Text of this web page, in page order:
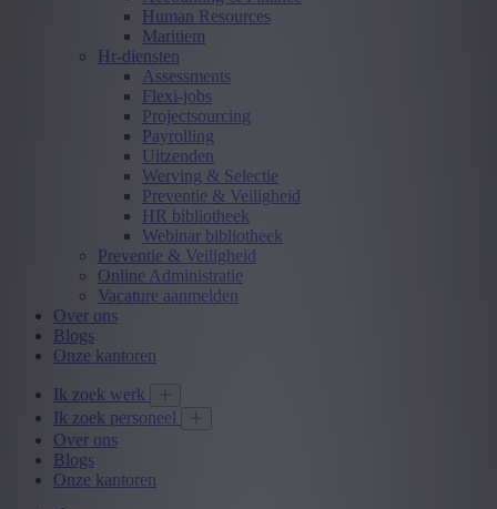
Human Resources
Maritiem
Hr-diensten
Assessments
Flexi-jobs
Projectsourcing
Payrolling
Uitzenden
Werving & Selectie
Preventie & Veiligheid
HR bibliotheek
Webinar bibliotheek
Preventie & Veiligheid
Online Administratie
Vacature aanmelden
Over ons
Blogs
Onze kantoren
Ik zoek werk
Ik zoek personeel
Over ons
Blogs
Onze kantoren